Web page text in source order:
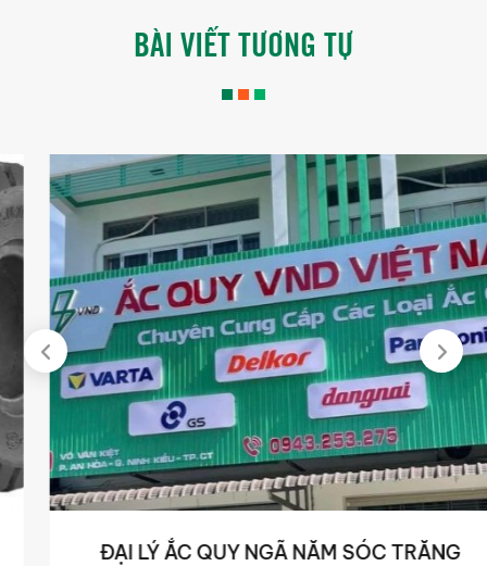
BÀI VIẾT TƯƠNG TỰ
ĐẠI LÝ ẮC QUY NGÃ NĂM SÓC TRĂNG